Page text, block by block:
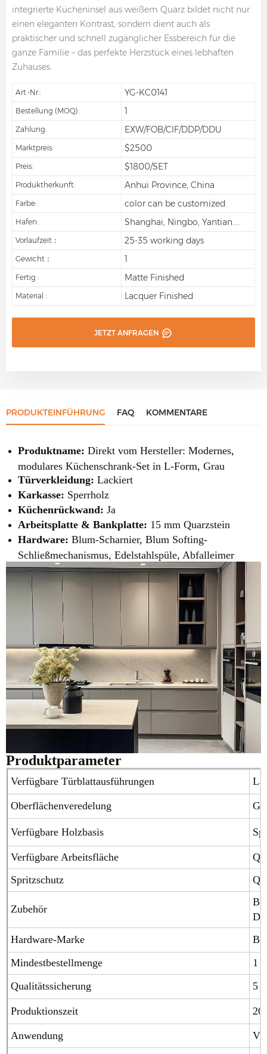
integrierte Kücheninsel aus weißem Quarz bildet nicht nur
einen eleganten Kontrast, sondern dient auch als
praktischer und schnell zugänglicher Essbereich für die
ganze Familie – das perfekte Herzstück eines lebhaften
Zuhauses.
Art.-Nr.: YG-KC0141
Bestellung (MOQ): 1
Zahlung: EXW/FOB/CIF/DDP/DDU
Marktpreis: $2500
Preis: $1800/SET
Produktherkunft: Anhui Province, China
Farbe: color can be customized
Hafen: Shanghai, Ningbo, Yantian....
Vorlaufzeit： 25-35 working days
Gewicht： 1
Fertig : Matte Finished
Material : Lacquer Finished
JETZT ANFRAGEN
PRODUKTEINFÜHRUNG FAQ KOMMENTARE
Produktname: Direkt vom Hersteller: Modernes,
modulares Küchenschrank-Set in L-Form, Grau
Türverkleidung: Lackiert
Karkasse: Sperrholz
Küchenrückwand: Ja
Arbeitsplatte & Bankplatte: 15 mm Quarzstein
Hardware: Blum-Scharnier, Blum Softing-
Schließmechanismus, Edelstahlspüle, Abfalleimer
Produktparameter
Verfügbare Türblattausführungen
Oberflächenveredelung
Verfügbare Holzbasis
Verfügbare Arbeitsfläche
Spritzschutz
Zubehör
Hardware-Marke
Mindestbestellmenge
1
Qualitätssicherung
5
Produktionszeit
Anwendung